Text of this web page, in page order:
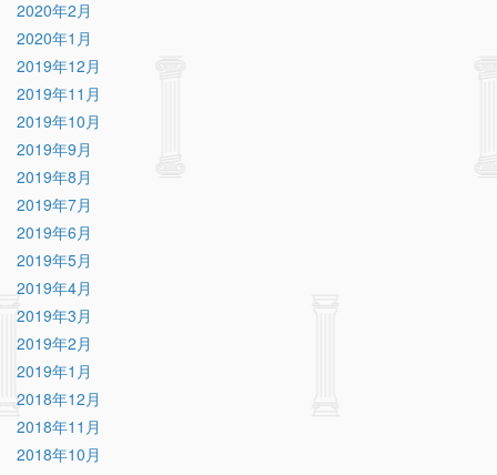
2020年2月
2020年1月
2019年12月
2019年11月
2019年10月
2019年9月
2019年8月
2019年7月
2019年6月
2019年5月
2019年4月
2019年3月
2019年2月
2019年1月
2018年12月
2018年11月
2018年10月